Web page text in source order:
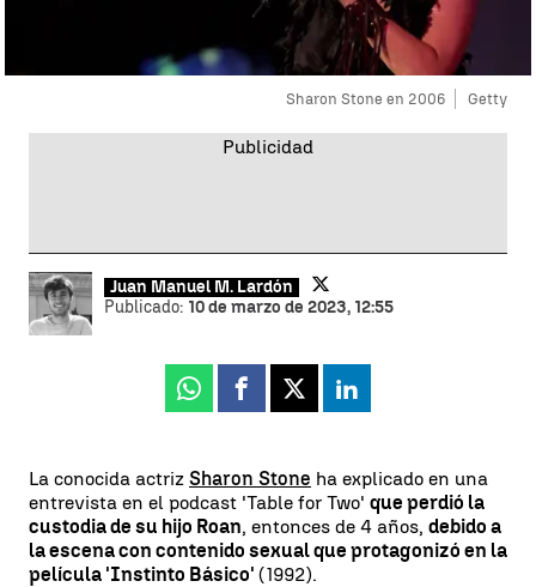
Sharon Stone en 2006 Getty
Juan Manuel M. Lardón
Publicado: 10 de marzo de 2023, 12:55
Whatsapp
Facebook
X Linkedin
La conocida actriz Sharon Stone ha explicado en una
entrevista en el podcast 'Table for Two' que perdió la
custodia de su hijo Roan, entonces de 4 años, debido a
la escena con contenido sexual que protagonizó en la
película 'Instinto Básico' (1992).